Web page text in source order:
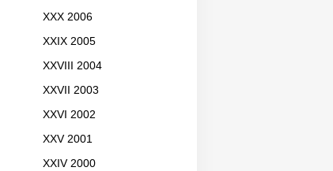
XXX 2006
XXIX 2005
XXVIII 2004
XXVII 2003
XXVI 2002
XXV 2001
XXIV 2000